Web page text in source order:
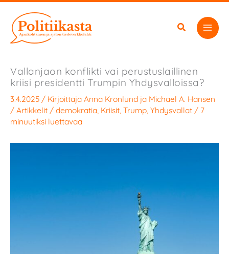
sisältöön
Vallanjaon konflikti vai perustuslaillinen
kriisi presidentti Trumpin Yhdysvalloissa?
3.4.2025 / Kirjoittaja Anna Kronlund ja Michael A. Hansen
/ Artikkelit / demokratia Kriisit Trump Yhdysvallat / 7
minuutiksi luettavaa